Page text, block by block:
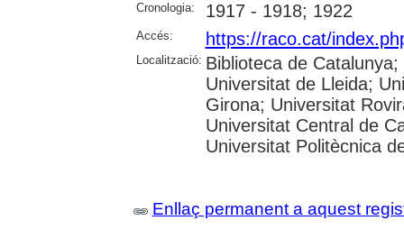
Cronologia: 1917 - 1918; 1922
Accés: https://raco.cat/
Localització: Biblioteca de
Universitat de Lleida;
Girona; Universitat
Universitat Central de
Universitat Politècnica
Enllaç permanent a aquest